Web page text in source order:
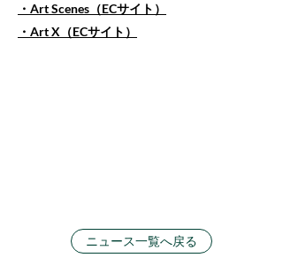
・Art Scenes（ECサイト）
・Art X（ECサイト）
ニュース一覧へ戻る